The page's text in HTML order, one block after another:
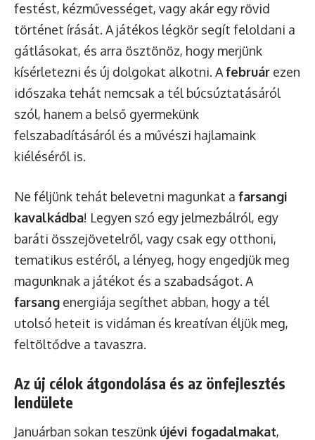
festést, kézművességet, vagy akár egy rövid
történet írását. A játékos légkör segít feloldani a
gátlásokat, és arra ösztönöz, hogy merjünk
kísérletezni és új dolgokat alkotni. Afebruár ezen
időszaka tehát nemcsak a tél búcsúztatásáról
szól, hanem a belső gyermekünk
felszabadításáról és a művészi hajlamaink
kiéléséről is.
Ne féljünk tehát belevetni magunkat a farsangi
kavalkádba! Legyen szó egy jelmezbálról, egy
baráti összejövetelről, vagy csak egy otthoni,
tematikus estéről, a lényeg, hogy engedjük meg
magunknak a játékot és a szabadságot. A
farsang energiája segíthet abban, hogy a tél
utolsó heteit is vidáman és kreatívan éljük meg,
feltöltődve a tavaszra.
Az új célok átgondolása és az önfejlesztés
lendülete
Januárban sokan teszünk újévi fogadalmakat,